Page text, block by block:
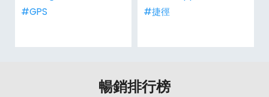
#GPS
#捷徑
暢銷排行榜